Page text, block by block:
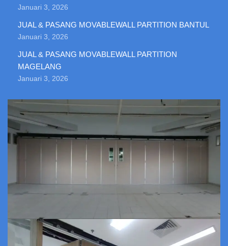
Januari 3, 2026
JUAL & PASANG MOVABLEWALL PARTITION BANTUL
Januari 3, 2026
JUAL & PASANG MOVABLEWALL PARTITION
MAGELANG
Januari 3, 2026